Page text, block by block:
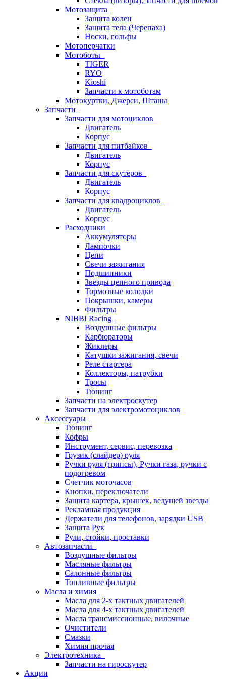
Мотозащита
Защита колен
Защита тела (Черепаха)
Носки, гольфы
Мотоперчатки
Мотоботы
TIGER
RYO
Kioshi
Запчасти к мотоботам
Мотокуртки, Джерси, Штаны
Запчасти
Запчасти для мотоциклов
Двигатель
Корпус
Запчасти для питбайков
Двигатель
Корпус
Запчасти для скутеров
Двигатель
Корпус
Запчасти для квадроциклов
Двигатель
Корпус
Расходники
Аккумуляторы
Лампочки
Цепи
Свечи зажигания
Подшипники
Звезды цепного привода
Тормозные колодки
Покрышки, камеры
Фильтры
NIBBI Racing
Воздушные фильтры
Карбюраторы
Жиклеры
Катушки зажигания, свечи
Реле стартера
Коллекторы, патрубки
Тросы
Тюнинг
Запчасти на электроскутер
Запчасти для электромотоциклов
Аксессуары
Тюнинг
Кофры
Инструмент, сервис, перевозка
Грузик (слайдер) руля
Ручки руля (грипсы), Ручки газа, ручки с
подогревом
Счетчик моточасов
Кнопки, переключатели
Защита картера, крышек, ведущей звезды
Рекламная продукция
Держатели для телефонов, зарядки USB
Защита Рук
Рули, стойки, проставки
Автозапчасти
Воздушные фильтры
Масляные фильтры
Салонные фильтры
Топливные фильтры
Масла и химия
Масла для 2-х тактных двигателей
Масла для 4-х тактных двигателей
Масла трансмиссионные, вилочные
Очистители
Смазки
Химия прочая
Электротехника
Запчасти на гироскутер
Акции